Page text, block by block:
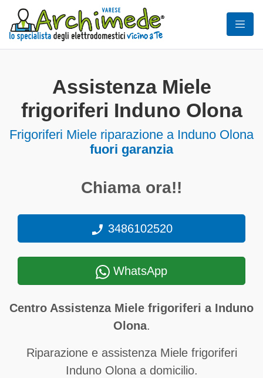
Assistenza Miele
frigoriferi Induno Olona
Frigoriferi Miele riparazione a Induno Olona
fuori garanzia
Chiama ora!!
3486102520
WhatsApp
Centro Assistenza Miele frigoriferi a Induno
Olona.
Riparazione e assistenza Miele frigoriferi
Induno Olona a domicilio.